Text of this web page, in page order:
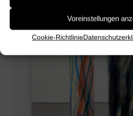
Voreinstellungen
Cookie-Richtlinie